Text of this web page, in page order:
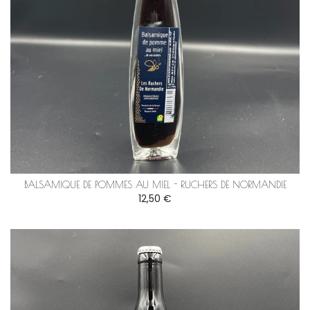
BALSAMIQUE DE POMMES AU MIEL - RUCHERS DE NORMANDIE
12,50 €